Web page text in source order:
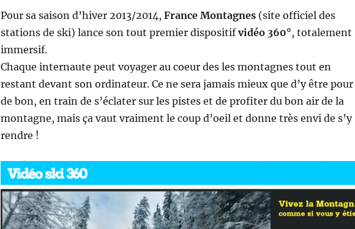
Pour sa saison d’hiver 2013/2014, France Montagnes (site officiel des
stations de ski) lance son tout premier dispositifvidéo 360°, totalement
immersif.
Chaque internaute peut voyager au coeur des les montagnes tout en
restant devant son ordinateur. Ce ne sera jamais mieux que d’y être pour
de bon, en train de s’éclater sur les pistes et de profiter du bon air de la
montagne, mais ça vaut vraiment le coup d’oeil et donne très envi de s’y
rendre !